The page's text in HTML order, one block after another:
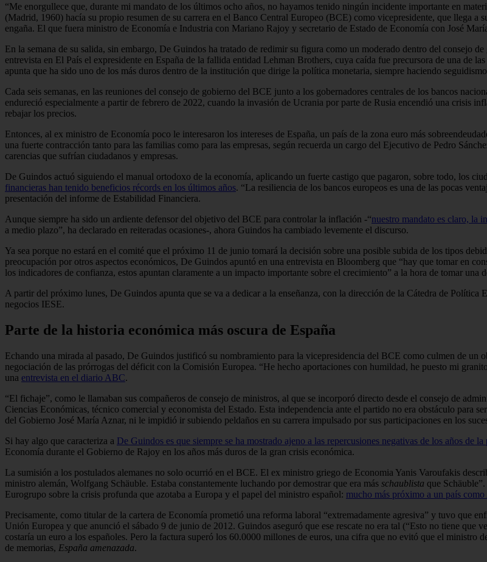
“Me enorgullece que, durante mi mandato de los últimos ocho años, no hayamos tenido ningún incidente importante en
(Madrid, 1960) hacía su propio resumen de su carrera en el Banco Central Europeo (BCE) como vicepresidente, que llega a
engaña. El que fuera ministro de Economía e Industria con Mariano Rajoy y secretario de Estado de Economía con José
En la semana de su salida, sin embargo, De Guindos ha tratado de redimir su figura como un moderado dentro del consejo
entrevista en El País el expresidente en España de la fallida entidad Lehman Brothers, cuya caída fue precursora de una de
apunta que ha sido uno de los más duros dentro de la institución que dirige la política monetaria, siempre haciendo
Cada seis semanas, en las reuniones del consejo de gobierno del BCE junto a los gobernadores centrales de los bancos
endureció especialmente a partir de febrero de 2022, cuando la invasión de Ucrania por parte de Rusia encendió una crisis
rebajar los precios.
Entonces, al ex ministro de Economía poco le interesaron los intereses de España, un país de la zona euro más
una fuerte contracción tanto para las familias como para las empresas, según recuerda un cargo del Ejecutivo de Pedro
carencias que sufrían ciudadanos y empresas.
De Guindos actuó siguiendo el manual ortodoxo de la economía, aplicando un fuerte castigo que pagaron, sobre todo, los
financieras han tenido beneficios récords en los últimos años. “La resiliencia de los bancos europeos es una de las pocas
presentación del informe de Estabilidad Financiera.
Aunque siempre ha sido un ardiente defensor del objetivo del BCE para controlar la inflación -“nuestro mandato es claro, la
a medio plazo”, ha declarado en reiteradas ocasiones-, ahora Guindos ha cambiado levemente el discurso.
Ya sea porque no estará en el comité que el próximo 11 de junio tomará la decisión sobre una posible subida de los tipos
preocupación por otros aspectos económicos, De Guindos apuntó en una entrevista en Bloomberg que “hay que tomar en
los indicadores de confianza, estos apuntan claramente a un impacto importante sobre el crecimiento” a la hora de tomar una
A partir del próximo lunes, De Guindos apunta que se va a dedicar a la enseñanza, con la dirección de la Cátedra de
negocios IESE.
Parte de la historia económica más oscura de España
Echando una mirada al pasado, De Guindos justificó su nombramiento para la vicepresidencia del BCE como culmen de un
negociación de las prórrogas del déficit con la Comisión Europea. “He hecho aportaciones con humildad, he puesto mi
una entrevista en el diario ABC.
“El fichaje”, como le llamaban sus compañeros de consejo de ministros, al que se incorporó directo desde el consejo de
Ciencias Económicas, técnico comercial y economista del Estado. Esta independencia ante el partido no era obstáculo para
del Gobierno José María Aznar, ni le impidió ir subiendo peldaños en su carrera impulsado por sus participaciones en los
Si hay algo que caracteriza a De Guindos es que siempre se ha mostrado ajeno a las repercusiones negativas de los años de
Economía durante el Gobierno de Rajoy en los años más duros de la gran crisis económica.
La sumisión a los postulados alemanes no solo ocurrió en el BCE. El ex ministro griego de Economia Yanis Varoufakis
ministro alemán, Wolfgang Schäuble. Estaba constantemente luchando por demostrar que era más schaublista que
Eurogrupo sobre la crisis profunda que azotaba a Europa y el papel del ministro español: mucho más próximo a un país
Precisamente, como titular de la cartera de Economía prometió una reforma laboral “extremadamente agresiva” y tuvo que
Unión Europea y que anunció el sábado 9 de junio de 2012. Guindos aseguró que ese rescate no era tal (“Esto no tiene que
costaría un euro a los españoles. Pero la factura superó los 60.0000 millones de euros, una cifra que no evitó que el ministro
de memorias, España amenazada.